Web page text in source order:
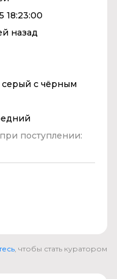
18:23:00
назад
с чёрным
поступлении:
, чтобы стать куратором